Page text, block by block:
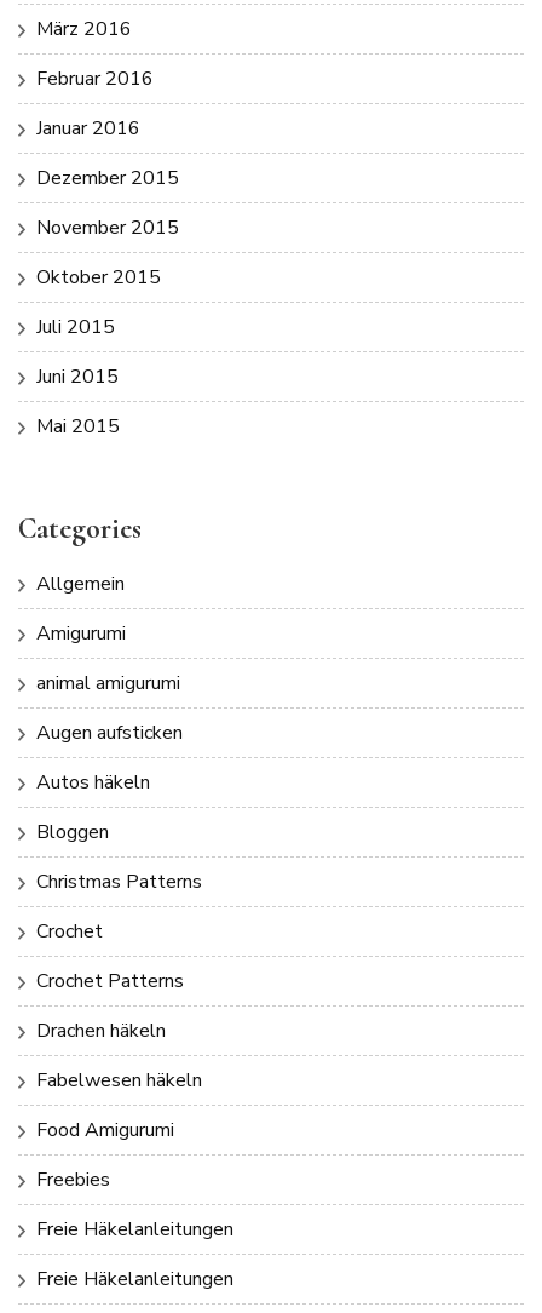
März 2016
Februar 2016
Januar 2016
Dezember 2015
November 2015
Oktober 2015
Juli 2015
Juni 2015
Mai 2015
Categories
Allgemein
Amigurumi
animal amigurumi
Augen aufsticken
Autos häkeln
Bloggen
Christmas Patterns
Crochet
Crochet Patterns
Drachen häkeln
Fabelwesen häkeln
Food Amigurumi
Freebies
Freie Häkelanleitungen
Freie Häkelanleitungen